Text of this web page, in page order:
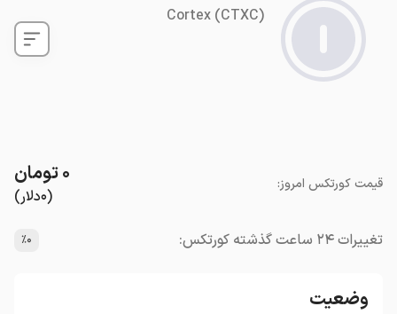
Cortex(CTXC)
قیمت کورتکس امروز:
(۰دلار)
۰تومان
تغییرات ۲۴ ساعت گذشته کورتکس: ٪۰
وضعیت